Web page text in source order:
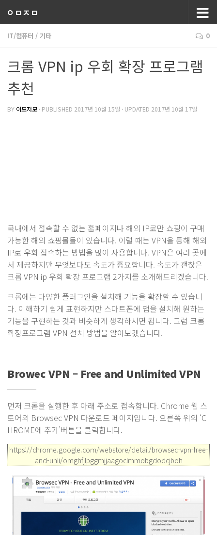
ㅇㅁㅈㅁ
IT/컴퓨터 / 기타 0
크롬 VPN ip 우회 확장 프로그램
추천
BY 이모저모 · PUBLISHED 2017년 10월 15일 · UPDATED 2017년 10월 17일
국내에서 접속할 수 없는 홈페이지나 해외 IP로만 쇼핑이 구매
가능한 해외 쇼핑몰들이 있습니다. 이럴 때는 VPN을 통해 해외
IP로 우회 접속하는 방법을 많이 사용합니다. VPN은 여러 곳에
서 제공하지만 무엇보다도 속도가 중요합니다. 속도가 괜찮은
크롬 VPN ip 우회 확장 프로그램 2가지를 소개해드리겠습니다.
크롬에는 다양한 플러그인을 설치해 기능을 확장할 수 있습니
다. 이해하기 쉽게 표현하지만 스마트폰에 앱을 설치해 원하는
기능을 구현하는 것과 비슷하게 생각하시면 됩니다. 그럼 크롬
확장프로그램 VPN 설치 방법을 알아보겠습니다.
Browec VPN – Free and Unlimited VPN
먼저 크롬을 실행한 후 아래 주소로 접속합니다. Chrome 웹 스
토어의 Browsec VPN 다운로드 페이지입니다. 오른쪽 위의 ‘C
HROME에 추가’버튼을 클릭합니다.
https://chrome.google.com/webstore/detail/browsec-vpn-free-
and-unli/omghfjlpggmjjaagoclmmobgdodcjboh